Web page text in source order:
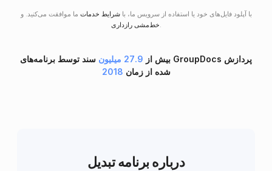
با آپلود فایل‌های خود یا استفاده از سرویس ما، باشرایط خدمات ما موافقت می‌کنید. و
خط‌مشی رازداری.
بیش از 27.9 میلیون
سند توسط برنامه‌های GroupDocs پردازش
شده از زمان 2018
درباره برنامه تبدیل